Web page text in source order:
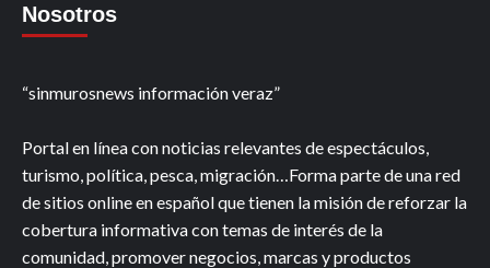
Nosotros
“sinmurosnews información veraz”
Portal en línea con noticias relevantes de espectáculos,
turismo, política, pesca, migración…Forma parte de una red
de sitios online en español que tienen la misión de reforzar la
cobertura informativa con temas de interés de la
comunidad, promover negocios, marcas y productos